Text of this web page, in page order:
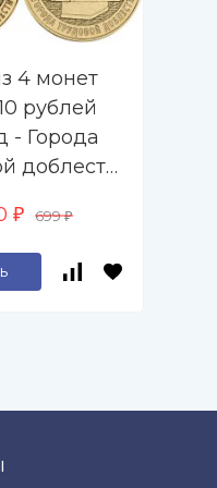
4 монет
рублей
- Города
доблести
₽ 699₽